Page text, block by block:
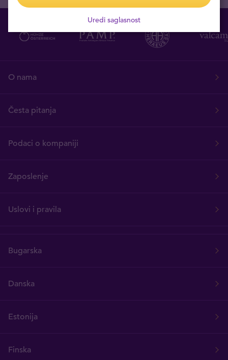
O nama
Česta pitanja
Podaci o kompaniji
Zaposlenje
Uslovi i pravila
Bugarska
Danska
Estonija
Finska
Uredi saglasnost